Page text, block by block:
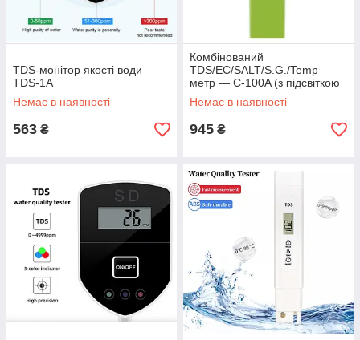
TDS-монітор якості води
TDS-1A
Немає в наявності
563 ₴
Комбінований
TDS/EC/SALT/S.G./Temp —
метр — С-100A (з підсвіткою
дисплея)
Немає в наявності
945 ₴